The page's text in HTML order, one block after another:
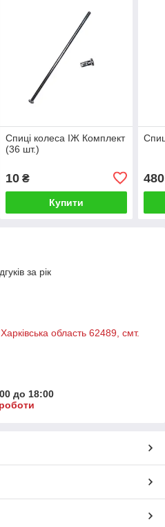
Спиці колеса ІЖ Комплект
(36 шт.)
10₴
Купити
480
за рік
область 62489, смт.
до 18:00